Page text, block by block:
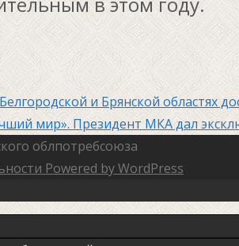
и Брянской областях
мир». Президент МКА дал
облпотребсоюза
Powered by WordPress